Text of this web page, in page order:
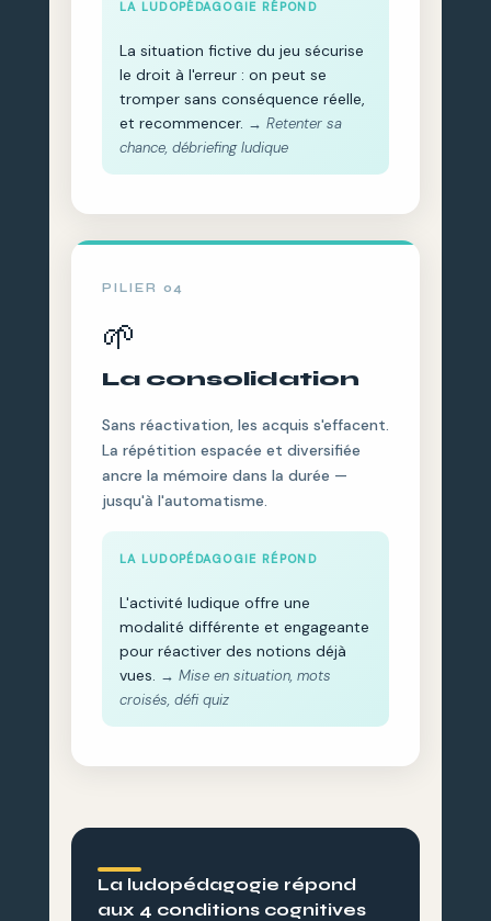
LA LUDOPÉDAGOGIE RÉPOND
La situation fictive du jeu sécurise
le droit à l'erreur : on peut se
tromper sans conséquence réelle,
et recommencer. → Retenter sa
chance, débriefing ludique
PILIER 04
🌱
La consolidation
Sans réactivation, les acquis s'effacent.
La répétition espacée et diversifiée
ancre la mémoire dans la durée —
jusqu'à l'automatisme.
LA LUDOPÉDAGOGIE RÉPOND
L'activité ludique offre une
modalité différente et engageante
pour réactiver des notions déjà
vues. → Mise en situation, mots
croisés, défi quiz
La ludopédagogie répond
aux 4 conditions cognitives